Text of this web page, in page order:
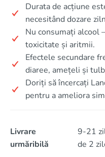
Durata de acțiune
necesitând dozare
Nu consumați alcool
toxicitate și aritmii.
Efectele secundare
diaree, amețeli și
Doriți să încercați
pentru a ameliora
Livrare
urmăribilă
9-21
de 2